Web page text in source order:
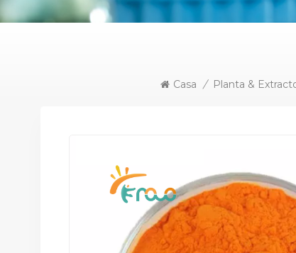
Casa / Planta &